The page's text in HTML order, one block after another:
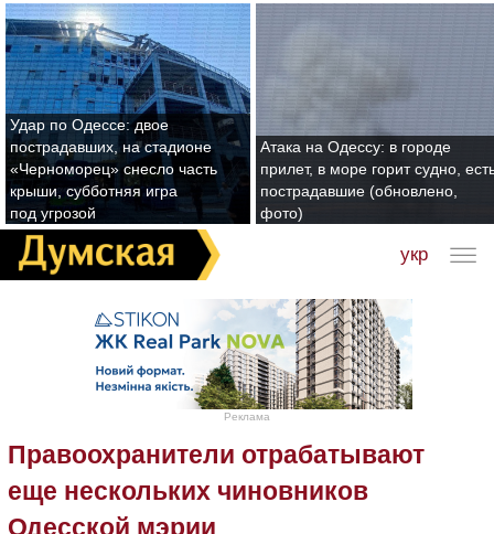
Удар по Одессе: двое
пострадавших, на стадионе
«Черноморец» снесло часть
крыши, субботняя игра
под угрозой
Атака на Одессу: в городе
прилет, в море горит судно,
пострадавшие (обновлено,
фото)
укр
Реклама
Правоохранители отрабатывают
еще нескольких чиновников
Одесской мэрии